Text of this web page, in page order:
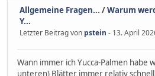
Allgemeine Fragen... /Warum
Y...
Letzter Beitrag von pstein - 13. April
Wann immer ich Yucca-Palmen habe
unteren) Blätter immer relativ schnell